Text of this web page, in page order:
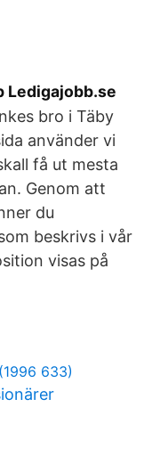
Ledigajobb.se
bro i Täby
använder vi
få ut mesta
Genom att
du
beskrivs i vår
visas på
633)